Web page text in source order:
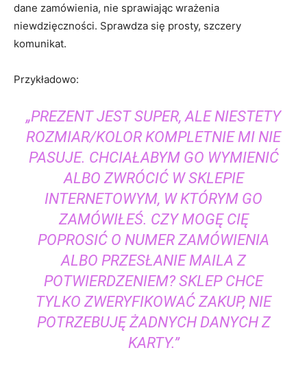
dane zamówienia, nie sprawiając wrażenia
niewdzięczności. Sprawdza się prosty, szczery
komunikat.
Przykładowo:
„PREZENT JEST SUPER, ALE NIESTETY
ROZMIAR/KOLOR KOMPLETNIE MI NIE
PASUJE. CHCIAŁABYM GO WYMIENIĆ
ALBO ZWRÓCIĆ W SKLEPIE
INTERNETOWYM, W KTÓRYM GO
ZAMÓWIŁEŚ. CZY MOGĘ CIĘ
POPROSIĆ O NUMER ZAMÓWIENIA
ALBO PRZESŁANIE MAILA Z
POTWIERDZENIEM? SKLEP CHCE
TYLKO ZWERYFIKOWAĆ ZAKUP, NIE
POTRZEBUJĘ ŻADNYCH DANYCH Z
KARTY.”